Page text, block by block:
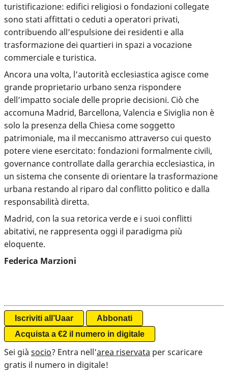
turistificazione: edifici religiosi o fondazioni collegate
sono stati affittati o ceduti a operatori privati,
contribuendo all’espulsione dei residenti e alla
trasformazione dei quartieri in spazi a vocazione
commerciale e turistica.
Ancora una volta, l’autorità ecclesiastica agisce come
grande proprietario urbano senza rispondere
dell’impatto sociale delle proprie decisioni. Ciò che
accomuna Madrid, Barcellona, Valencia e Siviglia non è
solo la presenza della Chiesa come soggetto
patrimoniale, ma il meccanismo attraverso cui questo
potere viene esercitato: fondazioni formalmente civili,
governance controllate dalla gerarchia ecclesiastica, in
un sistema che consente di orientare la trasformazione
urbana restando al riparo dal conflitto politico e dalla
responsabilità diretta.
Madrid, con la sua retorica verde e i suoi conflitti
abitativi, ne rappresenta oggi il paradigma più
eloquente.
Federica Marzioni
Iscriviti all’Uaar
Abbonati
Acquista a €2 il numero in digitale
Sei già socio? Entra nell’area riservata per scaricare
gratis il numero in digitale!